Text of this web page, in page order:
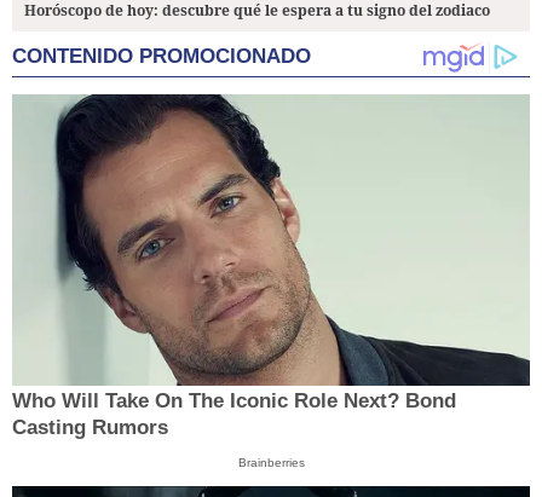
Horóscopo de hoy: descubre qué le espera a tu signo del zodiaco
CONTENIDO PROMOCIONADO
Who Will Take On The Iconic Role Next? Bond
Casting Rumors
Brainberries